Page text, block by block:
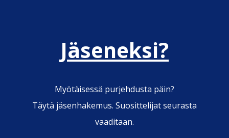
Jäseneksi?
Myötäisessä purjehdusta päin?
Täytä jäsenhakemus. Suosittelijat seurasta
vaaditaan.